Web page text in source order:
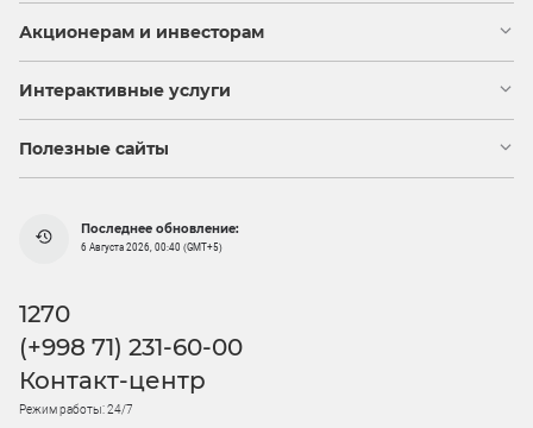
Акционерам и инвесторам
Интерактивные услуги
Полезные сайты
Последнее обновление:
6 Августа 2026, 00:40 (GMT+5)
1270
(+998 71) 231-60-00
Контакт-центр
Режим работы: 24/7